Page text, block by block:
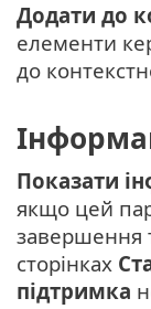
Додати до
елементи
до
Показати
якщо цей
завершення
сторінках
підтримка